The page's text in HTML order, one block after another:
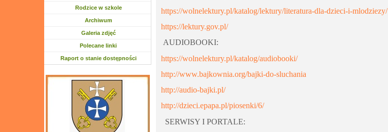
Rozwiń menu
Rodzice w szkole
Rozwiń menu
Archiwum
Galeria zdjęć
Polecane linki
Raport o stanie dostępności
https://wolnelektury.pl/katalog/lektury/literatura-dla-dzieci-i-mlodziezy/
https://lektury.gov.pl/
AUDIOBOOKI:
https://wolnelektury.pl/katalog/audiobooki/
http://www.bajkownia.org/bajki-do-sluchania
http://audio-bajki.pl/
http://dzieci.epapa.pl/piosenki/6/
SERWISY I PORTALE: